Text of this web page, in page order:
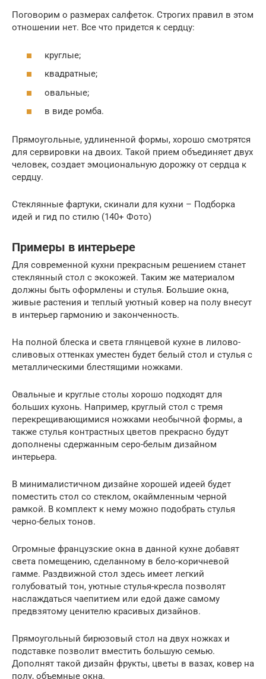
Поговорим о размерах салфеток. Строгих правил в этом
отношении нет. Все что придется к сердцу:
круглые;
квадратные;
овальные;
в виде ромба.
Прямоугольные, удлиненной формы, хорошо смотрятся
для сервировки на двоих. Такой прием объединяет двух
человек, создает эмоциональную дорожку от сердца к
сердцу.
Стеклянные фартуки, скинали для кухни – Подборка
идей и гид по стилю (140+ Фото)
Примеры в интерьере
Для современной кухни прекрасным решением станет
стеклянный стол с экокожей. Таким же материалом
должны быть оформлены и стулья. Большие окна,
живые растения и теплый уютный ковер на полу внесут
в интерьер гармонию и законченность.
На полной блеска и света глянцевой кухне в лилово-
сливовых оттенках уместен будет белый стол и стулья с
металлическими блестящими ножками.
Овальные и круглые столы хорошо подходят для
больших кухонь. Например, круглый стол с тремя
перекрещивающимися ножками необычной формы, а
также стулья контрастных цветов прекрасно будут
дополнены сдержанным серо-белым дизайном
интерьера.
В минималистичном дизайне хорошей идеей будет
поместить стол со стеклом, окаймленным черной
рамкой. В комплект к нему можно подобрать стулья
черно-белых тонов.
Огромные французские окна в данной кухне добавят
света помещению, сделанному в бело-коричневой
гамме. Раздвижной стол здесь имеет легкий
голубоватый тон, уютные стулья-кресла позволят
наслаждаться чаепитием или едой даже самому
предвзятому ценителю красивых дизайнов.
Прямоугольный бирюзовый стол на двух ножках и
подставке позволит вместить большую семью.
Дополнят такой дизайн фрукты, цветы в вазах, ковер на
полу, объемные окна.